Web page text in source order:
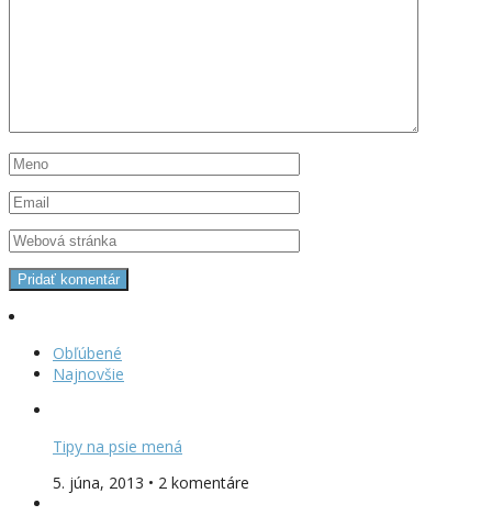
Obľúbené
Najnovšie
Tipy na psie mená
5. júna, 2013 • 2 komentáre